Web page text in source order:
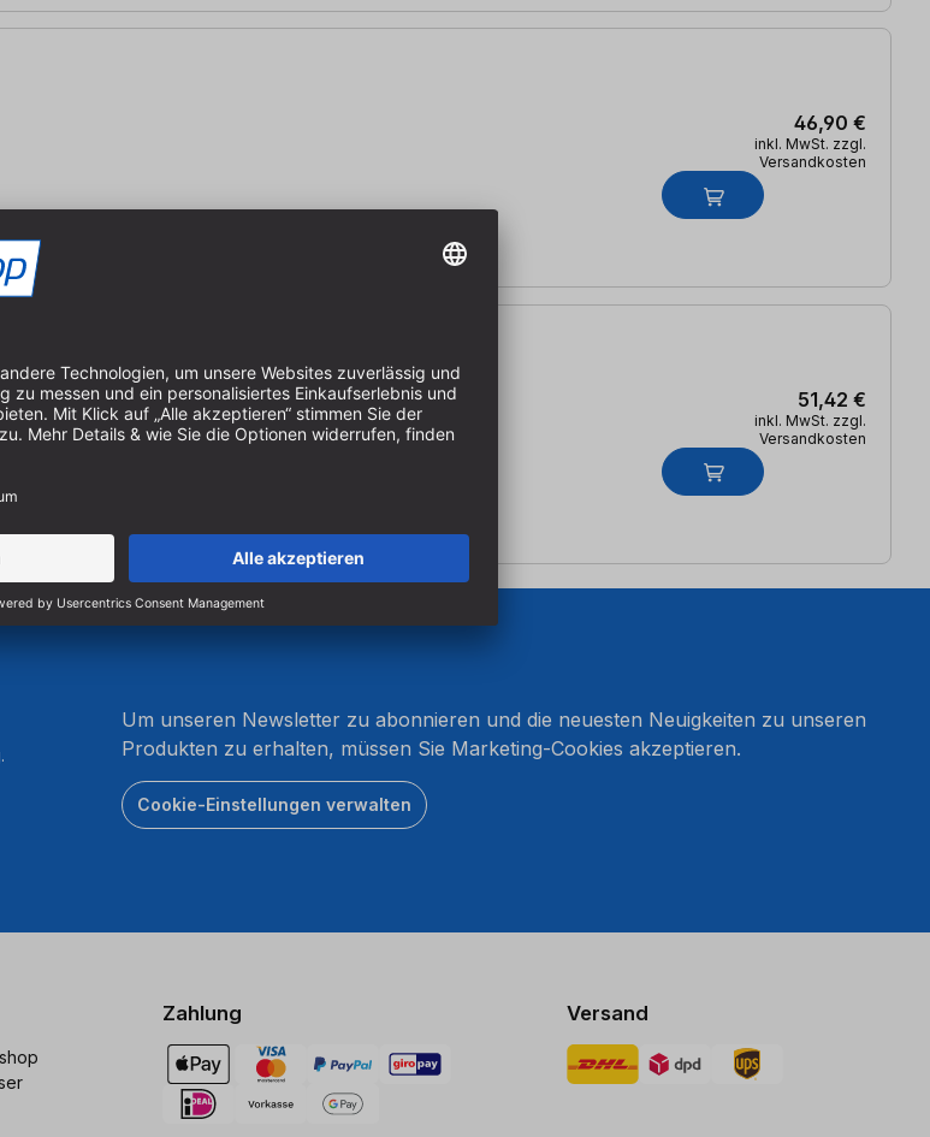
46,90 €
inkl. MwSt. zzgl.
Versandkosten
51,42 €
inkl. MwSt. zzgl.
Versandkosten
Um unseren Newsletter zu abonnieren und die neuesten Neuigkeiten zu unseren
Produkten zu erhalten, müssen Sie Marketing-Cookies akzeptieren.
Cookie-Einstellungen verwalten
Zahlung Versand